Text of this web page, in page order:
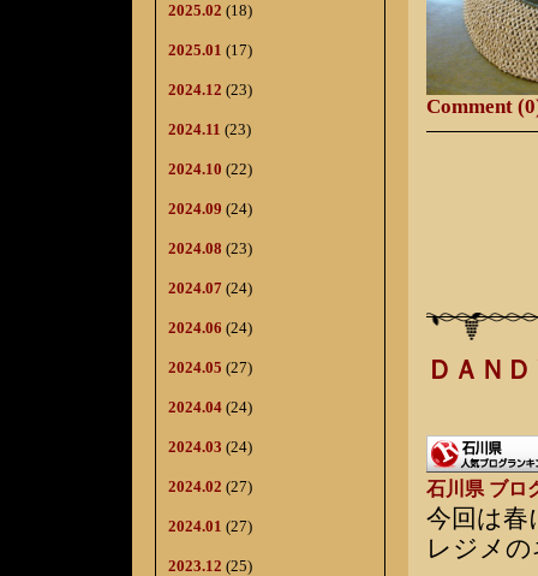
2025.02 (18)
2025.01 (17)
2024.12 (23)
2024.11 (23)
2024.10 (22)
2024.09 (24)
2024.08 (23)
2024.07 (24)
2024.06 (24)
2024.05 (27)
2024.04 (24)
2024.03 (24)
2024.02 (27)
2024.01 (27)
2023.12 (25)
Comment
ＤＡＮ
石川県 ブロ
今回は春
レジメ